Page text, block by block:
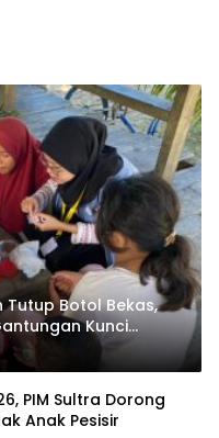
Tutup Botol Bekas,
Kunci
PIM Sultra Dorong
Anak Pesisir